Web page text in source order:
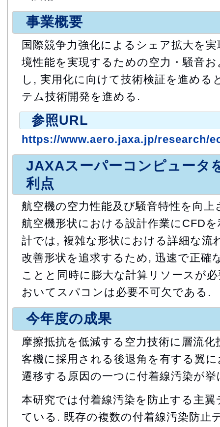
事業概要
国際競争力強化によるシェア拡大を
境性能を実現するための空力・騒音
し, 実用化に向けて技術検証を進める
テム技術開発を進める.
参照URL
https://www.aero.jaxa.jp/research/
JAXAスーパーコンピュータ
利点
航空機の空力性能及び騒音特性を向
航空機形状における設計作業にCFD
計では, 複雑な形状における詳細な流
改善形状を追求するため, 迅速で正確
ことと同時に膨大な計算リソースが
おいてスパコンは必要不可欠である.
今年度の成果
摩擦抵抗を低減する空力技術に層流
客機に採用される後退角を有する翼
遷移する原因の一つに付着線汚染が
本研究では付着線汚染を防止する主
ている. 既存の複数の付着線汚染防止